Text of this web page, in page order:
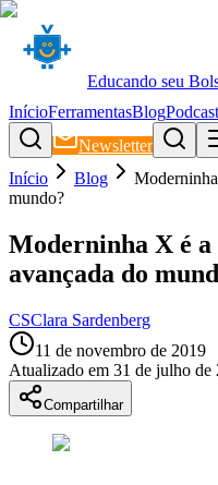
Educando seu
InícioFerramentasBlog
Newsletter
Início
Blog
mundo?
Moderninha X é
avançada do
CSClara Sardenberg
11 de novembro de 2019
Atualizado em 31 de julho de
Compartilhar